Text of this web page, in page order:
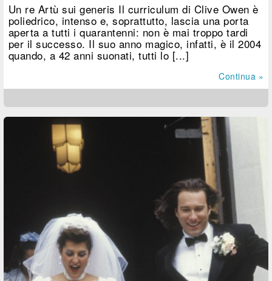
Un re Artù sui generis Il curriculum di Clive Owen è
poliedrico, intenso e, soprattutto, lascia una porta
aperta a tutti i quarantenni: non è mai troppo tardi
per il successo. Il suo anno magico, infatti, è il 2004
quando, a 42 anni suonati, tutti lo [...]
Continua »